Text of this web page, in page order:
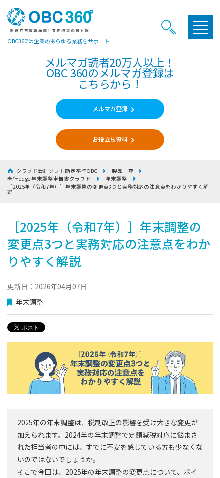
OBC360°は企業のあらゆる業務をサポートするヒントやお役立ち情報をご提供しています
メルマガ読者20万人以上！
OBC 360のメルマガ登録は
こちらから！
メルマガ登録
お役立ち資料
クラウド会計ソフト勘定奉行OBC
製品一覧
奉行edge 年末調整申告書クラウド
年末調整
［2025年（令和7年）］年末調整の変更点3つと実務対応の注意点をわかりやすく解
説
［2025年（令和7年）］年末調整の
変更点3つと実務対応の注意点をわか
りやすく解説
更新日：2026年04月07日
年末調整
2025年の年末調整は、税制改正の影響を受け大きな変更が
加えられます。2024年の年末調整で定額減税対応に悩まさ
れた担当者の中には、すでに不安を感じている方も少なくな
いのではないでしょうか。
そこで今回は、2025年の年末調整の変更点について、ポイ